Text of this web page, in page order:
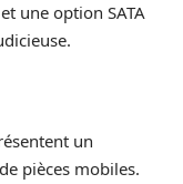
une option SATA
un
pièces mobiles.